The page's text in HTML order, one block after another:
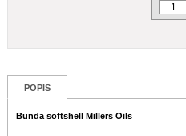
POPIS
Bunda softshell Millers Oils